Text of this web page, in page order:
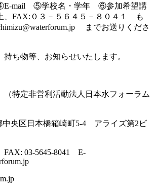
mail ⑤学校名・学年 ⑥参加希望講
FAX:０３－５６４５－８０４１ も
までお送りくださ
ち物等、お知らせいたします。
特定非営利活動法人日本水フォーラム
央区日本橋箱崎町5-4 アライズ第2ビ
03-5645-8041 E-